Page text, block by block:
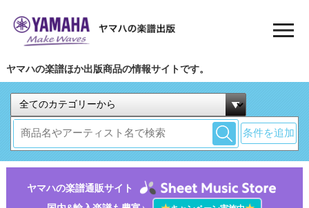
ヤマハの楽譜ほか出版商品の情報サイトです。
条件を追加
ヤマハの楽譜通販サイト